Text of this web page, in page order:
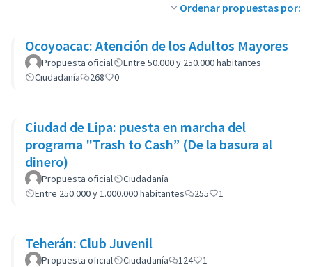
Ordenar propuestas por:
Ocoyoacac: Atención de los Adultos Mayores
Propuesta oficial
Entre 50.000 y 250.000 habitantes
Ciudadanía
268 0
Ciudad de Lipa: puesta en marcha del
programa "Trash to Cash” (De la basura al
dinero)
Propuesta oficial
Ciudadanía
Entre 250.000 y 1.000.000 habitantes
255 1
Teherán: Club Juvenil
Propuesta oficial Ciudadanía 124 1